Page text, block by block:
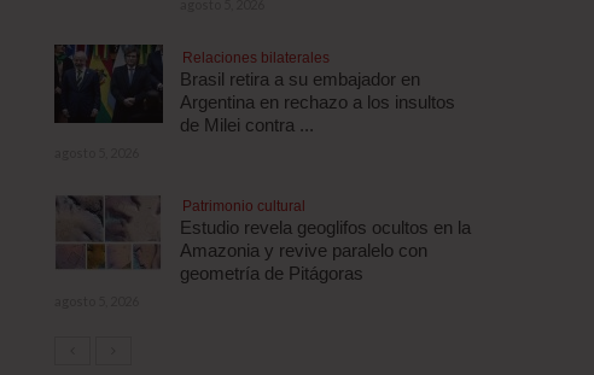
Relaciones bilaterales
Brasil retira a su embajador en
Argentina en rechazo a los insultos
de Milei contra ...
Patrimonio cultural
Estudio revela geoglifos ocultos en la
Amazonia y revive paralelo con
geometría de Pitágoras